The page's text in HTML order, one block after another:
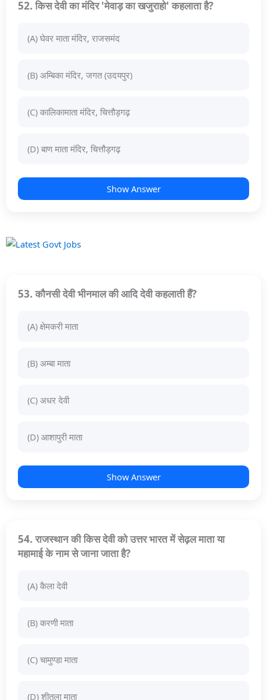
52. किस देवी का मंदिर 'मेवाड़ का खजुराहो' कहलाता है?
(A) घेवर माता मंदिर, राजसमंद
(B) अम्बिका मंदिर, जगत (उदयपुर)
(C) कालिकामाता मंदिर, चित्तौड़गढ़
(D) बाण माता मंदिर, चित्तौड़गढ़
Show Answer
53. कौनसी देवी भीनमाल की आदि देवी कहलाती हैं?
(A) क्षेमकरी माता
(B) अम्बा माता
(C) अधर देवी
(D) आशापुरी माता
Show Answer
54. राजस्थान की किस देवी को उत्तर भारत में सेढ़ल माता या
महामाई के नाम से जाना जाता है?
(A) कैला देवी
(B) करणी माता
(C) चामुण्डा माता
(D) शीतला माता